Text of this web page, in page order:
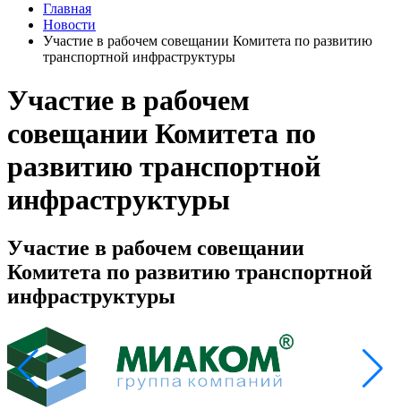
Главная
Новости
Участие в рабочем совещании Комитета по развитию
транспортной инфраструктуры
Участие в рабочем
совещании Комитета по
развитию транспортной
инфраструктуры
Участие в рабочем совещании
Комитета по развитию транспортной
инфраструктуры